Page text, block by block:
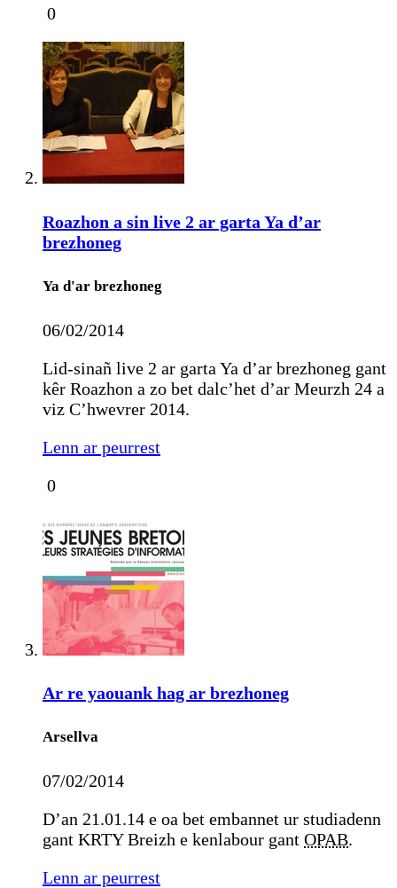
0
Roazhon a sin live 2 ar garta Ya d’ar
brezhoneg
Ya d'ar brezhoneg
06/02/2014
Lid-sinañ live 2 ar garta Ya d’ar brezhoneg gant
kêr Roazhon a zo bet dalc’het d’ar Meurzh 24 a
viz C’hwevrer 2014.
Lenn ar peurrest
0
Ar re yaouank hag ar brezhoneg
Arsellva
07/02/2014
D’an 21.01.14 e oa bet embannet ur studiadenn
gant KRTY Breizh e kenlabour gant OPAB.
Lenn ar peurrest